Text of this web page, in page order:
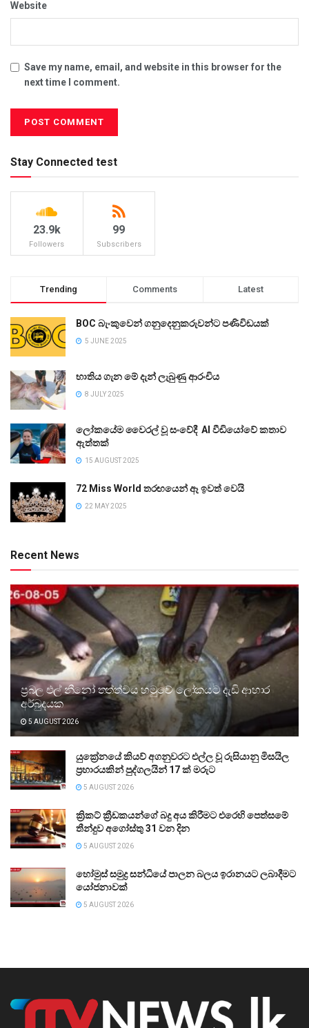
Website
Save my name, email, and website in this browser for the
next time I comment.
Stay Connected test
23.9k
Followers
99
Subscribers
Trending Comments Latest
BOC බැංකුවෙන් ගනුදෙනුකරුවන්ට පණිවිඩයක්
5 JUNE 2025
භාතිය ගැන මේ දැන් ලැබුණු ආරංචිය
8 JULY 2025
ලෝකයේම වෛරල් වූ සංවේදී AI වීඩියෝවේ කතාව
ඇත්තක්
15 AUGUST 2025
72 Miss World තරඟයෙන් ඈ ඉවත් වෙයි
22 MAY 2025
Recent News
ප්‍රබල එල් නීනෝ තත්ත්වය හමුවේ ලෝකයට දැඩි ආහාර
අර්බුදයක
5 AUGUST 2026
යුක්‍රේනයේ කියව් අගනුවරට එල්ල වූ රුසියානු මිසයිල
ප්‍රහාරයකින් පුද්ගලයින් 17 ක් මරුට
5 AUGUST 2026
ක්‍රිකට් ක්‍රීඩකයන්ගේ බදු අය කිරීමට එරෙහි පෙත්සමේ
තීන්දුව අගෝස්තු 31 වන දින
5 AUGUST 2026
හෝමුස් සමුද්‍ර සන්ධියේ පාලන බලය ඉරානයට ලබාදීමට
යෝජනාවක්
5 AUGUST 2026